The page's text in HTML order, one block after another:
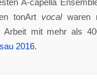
A-capella
tonArt vocalwaren
Arbeit mit mehr als
2016.